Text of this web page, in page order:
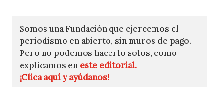
Somos una Fundación que ejercemos el
periodismo en abierto, sin muros de pago.
Pero no podemos hacerlo solos, como
explicamos en este editorial.
¡Clica aquí y ayúdanos!